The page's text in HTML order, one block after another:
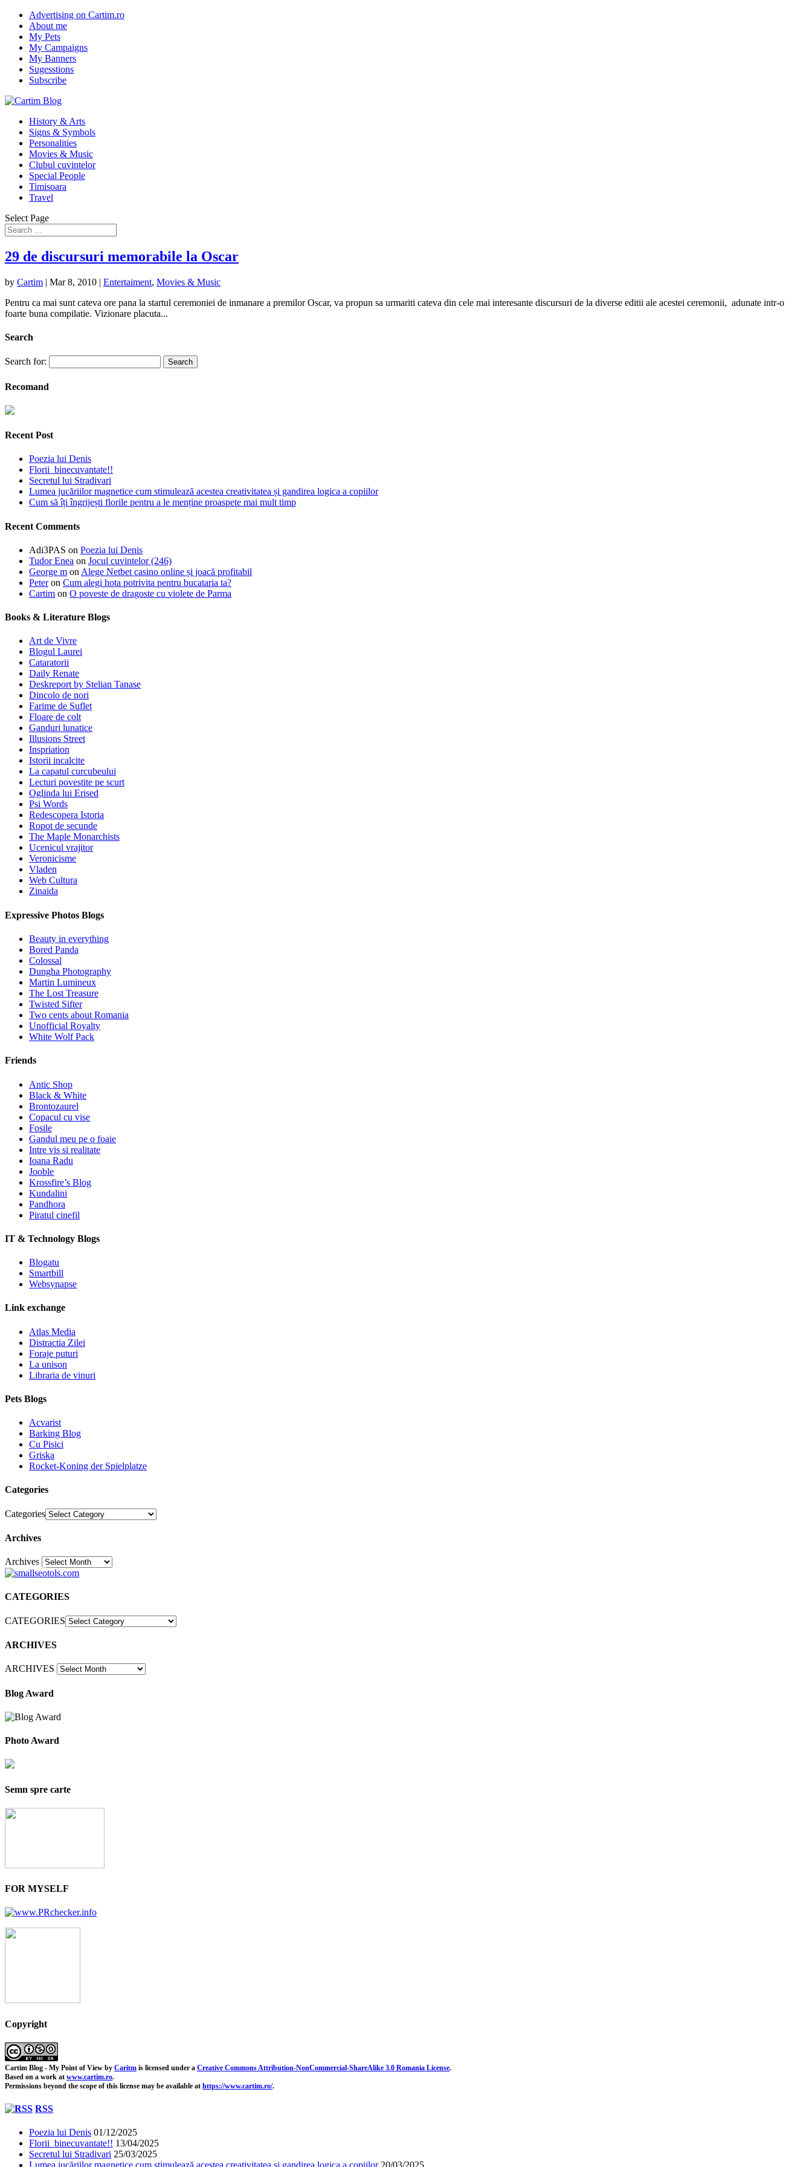
Advertising on Cartim.ro
About me
My Pets
My Campaigns
My Banners
Sugesstions
Subscribe
History & Arts
Signs & Symbols
Personalities
Movies & Music
Clubul cuvintelor
Special People
Timisoara
Travel
Select Page
29 de discursuri memorabile la Oscar
by Cartim | Mar 8, 2010 | Entertaiment, Movies & Music
Pentru ca mai sunt cateva ore pana la startul ceremoniei de inmanare a premilor Oscar, va propun sa urmariti cateva din cele mai interesante discursuri de la diverse editii ale acestei ceremonii, adunate intr-o
foarte buna compilatie. Vizionare placuta...
Search
Search for:
Recomand
Recent Post
Poezia lui Denis
Florii binecuvantate!!
Secretul lui Stradivari
Lumea jucăriilor magnetice cum stimulează acestea creativitatea și gandirea logica a copiilor
Cum să îți îngrijești florile pentru a le menține proaspete mai mult timp
Recent Comments
Adi3PAS on Poezia lui Denis
Tudor Enea on Jocul cuvintelor (246)
George m on Alege Netbet casino online și joacă profitabil
Peteron Cum alegi hota potrivita pentru bucataria ta?
Cartim on O poveste de dragoste cu violete de Parma
Books & Literature Blogs
Art de Vivre
Blogul Laurei
Cataratorii
Daily Renate
Deskreport by Stelian Tanase
Dincolo de nori
Farime de Suflet
Floare de colt
Ganduri lunatice
Illusions Street
Inspriation
Istorii incalcite
La capatul curcubeului
Lecturi povestite pe scurt
Oglinda lui Erised
Psi Words
Redescopera Istoria
Ropot de secunde
The Maple Monarchists
Ucenicul vrajitor
Veronicisme
Vladen
Web Cultura
Zinaida
Expressive Photos Blogs
Beauty in everything
Bored Panda
Colossal
Dungha Photography
Martin Lumineux
The Lost Treasure
Twisted Sifter
Two cents about Romania
Unofficial Royalty
White Wolf Pack
Friends
Antic Shop
Black & White
Brontozaurel
Copacul cu vise
Fosile
Gandul meu pe o foaie
Intre vis si realitate
Ioana Radu
Jooble
Krossfire’s Blog
Kundalini
Pandhora
Piratul cinefil
IT & Technology Blogs
Blogatu
Smartbill
Websynapse
Link exchange
Atlas Media
Distractia Zilei
Foraje puturi
La unison
Libraria de vinuri
Pets Blogs
Acvarist
Barking Blog
Cu Pisici
Griska
Rocket-Koning der Spielplatze
Categories
Categories
Archives
Archives30
CATEGORIES
CATEGORIES
ARCHIVES
ARCHIVES
Blog Award
Photo Award
Semn spre carte
FOR MYSELF
Copyright
Cartim Blog - My Point of View by Caritm is licensed under a Creative Commons Attribution-NonCommercial-ShareAlike 3.0 Romania License.
Based on a work at www.cartim.ro.
Permissions beyond the scope of this license may be available at https://www.cartim.ro/.
RSS
Poezia lui Denis 01/12/2025
Florii binecuvantate!! 13/04/2025
Secretul lui Stradivari 25/03/2025